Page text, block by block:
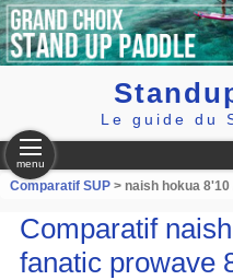
Le guide du
menu
Comparatif SUP > naish hokua
Comparatif
fanatic prowave